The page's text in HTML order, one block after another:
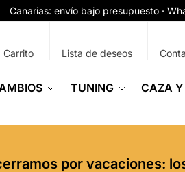
Canarias: envío bajo presupuesto ·
Carrito Lista de deseos
TUNING CAZA Y
por vacaciones: